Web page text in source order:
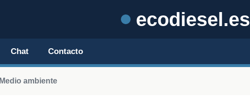
ecodiesel.es
Chat Contacto
Medio ambiente